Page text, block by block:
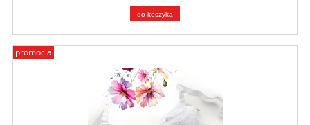
do koszyka
promocja